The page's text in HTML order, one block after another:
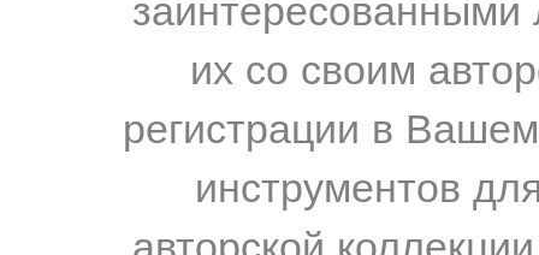
их со своим
регистрации в
инструментов